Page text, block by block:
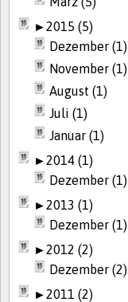
►2015 (5)
Dezember (1)
November (1)
August (1)
Juli (1)
Januar (1)
►2014 (1)
Dezember (1)
►2013 (1)
Dezember (1)
►2012 (2)
Dezember (2)
►2011 (2)